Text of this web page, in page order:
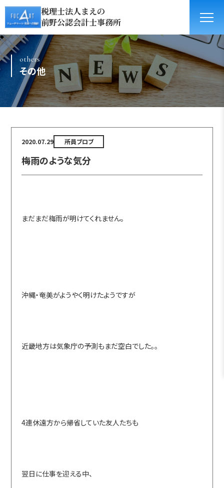
税理士法人まえの
前野公認会計士事務所
others
その他
2020.07.29 所員ブロブ
梅雨のような気分
まだまだ梅雨が明けてくれません。
沖縄・奄美がようやく明けたようですが
近畿地方は気象庁の予測もまだ空白でした。。
4連休遠方から帰省していた友人たちも
翌日に仕事を迎える中、